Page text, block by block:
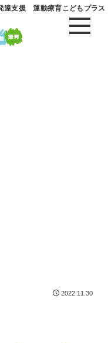
達支援 運動療育こどもプラス
2022.11.30